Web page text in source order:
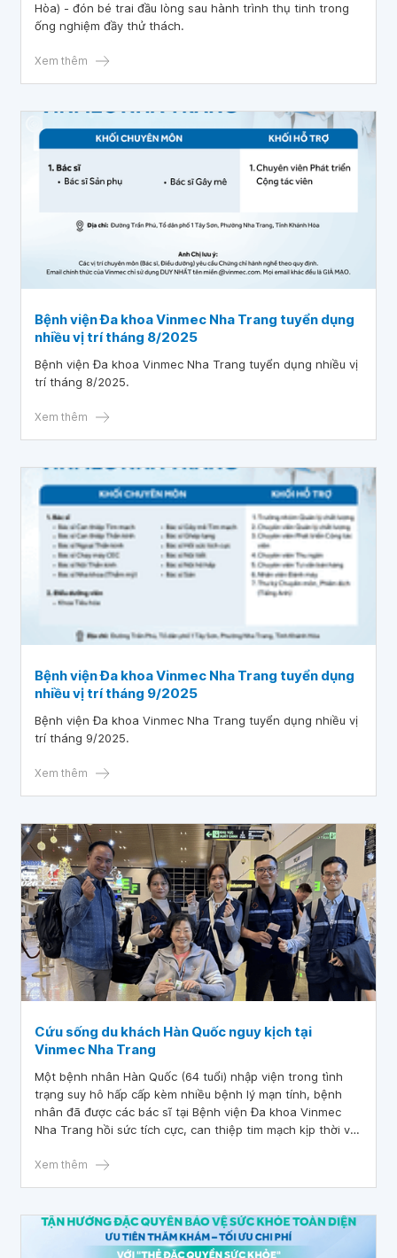
Hòa) - đón bé trai đầu lòng sau hành trình thụ tinh trong
ống nghiệm đầy thử thách.
Xem thêm
Bệnh viện Đa khoa Vinmec Nha Trang tuyển dụng
nhiều vị trí tháng 8/2025
Bệnh viện Đa khoa Vinmec Nha Trang tuyển dụng nhiều vị
trí tháng 8/2025.
Xem thêm
Bệnh viện Đa khoa Vinmec Nha Trang tuyển dụng
nhiều vị trí tháng 9/2025
Bệnh viện Đa khoa Vinmec Nha Trang tuyển dụng nhiều vị
trí tháng 9/2025.
Xem thêm
Cứu sống du khách Hàn Quốc nguy kịch tại
Vinmec Nha Trang
Một bệnh nhân Hàn Quốc (64 tuổi) nhập viện trong tình
trạng suy hô hấp cấp kèm nhiều bệnh lý mạn tính, bệnh
nhân đã được các bác sĩ tại Bệnh viện Đa khoa Vinmec
Nha Trang hồi sức tích cực, can thiệp tim mạch kịp thời và
Xem thêm